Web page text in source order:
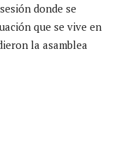
donde se
que se vive en
la asamblea